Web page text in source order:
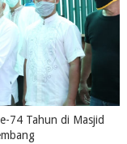
74 Tahun di Masjid